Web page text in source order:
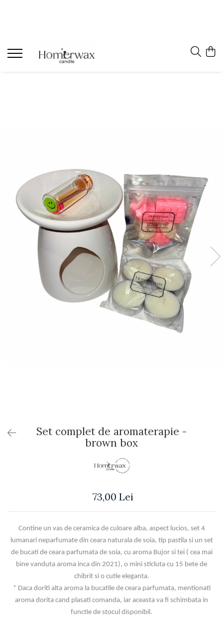
Set complet de aromaterapie -
brown box
73,00 Lei
Contine un vas de ceramica de culoare alba, aspect lucios, set 4
lumanari neparfumate din ceara naturala de soia, tip pastila si un set
de bucati de ceara parfumata de soia, cu aroma Bujor si tei ( cea mai
bine vanduta aroma inca din 2021), o mini sticluta cu 15 bete de
chibrit si o cutie eleganta.
* Daca doriti alta aroma la bucatile de ceara parfumata, mentionati
aroma dorita cand plasati comanda, iar aceasta va fi schimbata in
functie de stocul disponibil.